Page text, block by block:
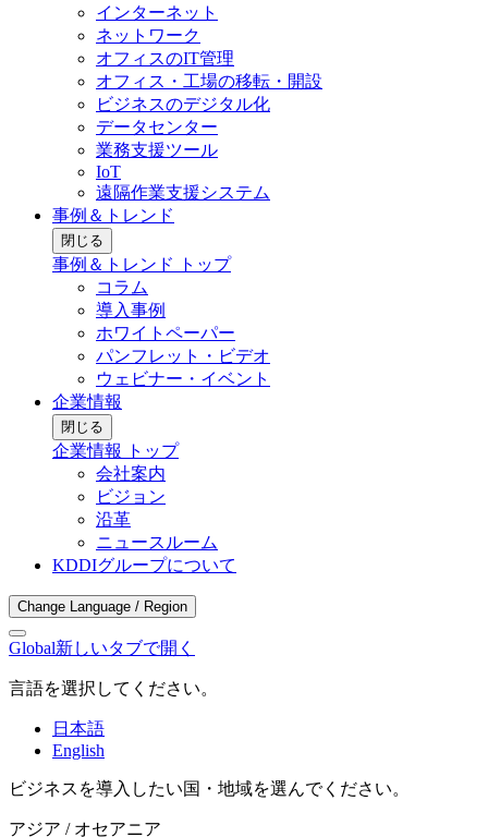
インターネット
ネットワーク
オフィスのIT管理
オフィス・工場の移転・開設
ビジネスのデジタル化
データセンター
業務支援ツール
IoT
遠隔作業支援システム
事例＆トレンド
閉じる
事例＆トレンド トップ
コラム
導入事例
ホワイトペーパー
パンフレット・ビデオ
ウェビナー・イベント
企業情報
閉じる
企業情報 トップ
会社案内
ビジョン
沿革
ニュースルーム
KDDIグループについて
Change Language / Region
Global新しいタブで開く
言語を選択してください。
日本語
English
ビジネスを導入したい国・地域を選んでください。
アジア / オセアニア